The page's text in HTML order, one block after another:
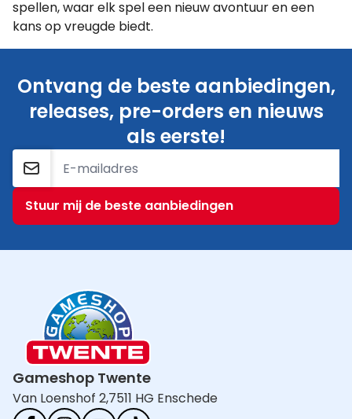
spellen, waar elk spel een nieuw avontuur en een
kans op vreugde biedt.
Ontvang de beste aanbiedingen,
releases, pre-orders en nieuws
als eerste!
E-mailadres
Stuur mij de beste aanbiedingen
Gameshop Twente
Van Loenshof 2,7511 HG Enschede